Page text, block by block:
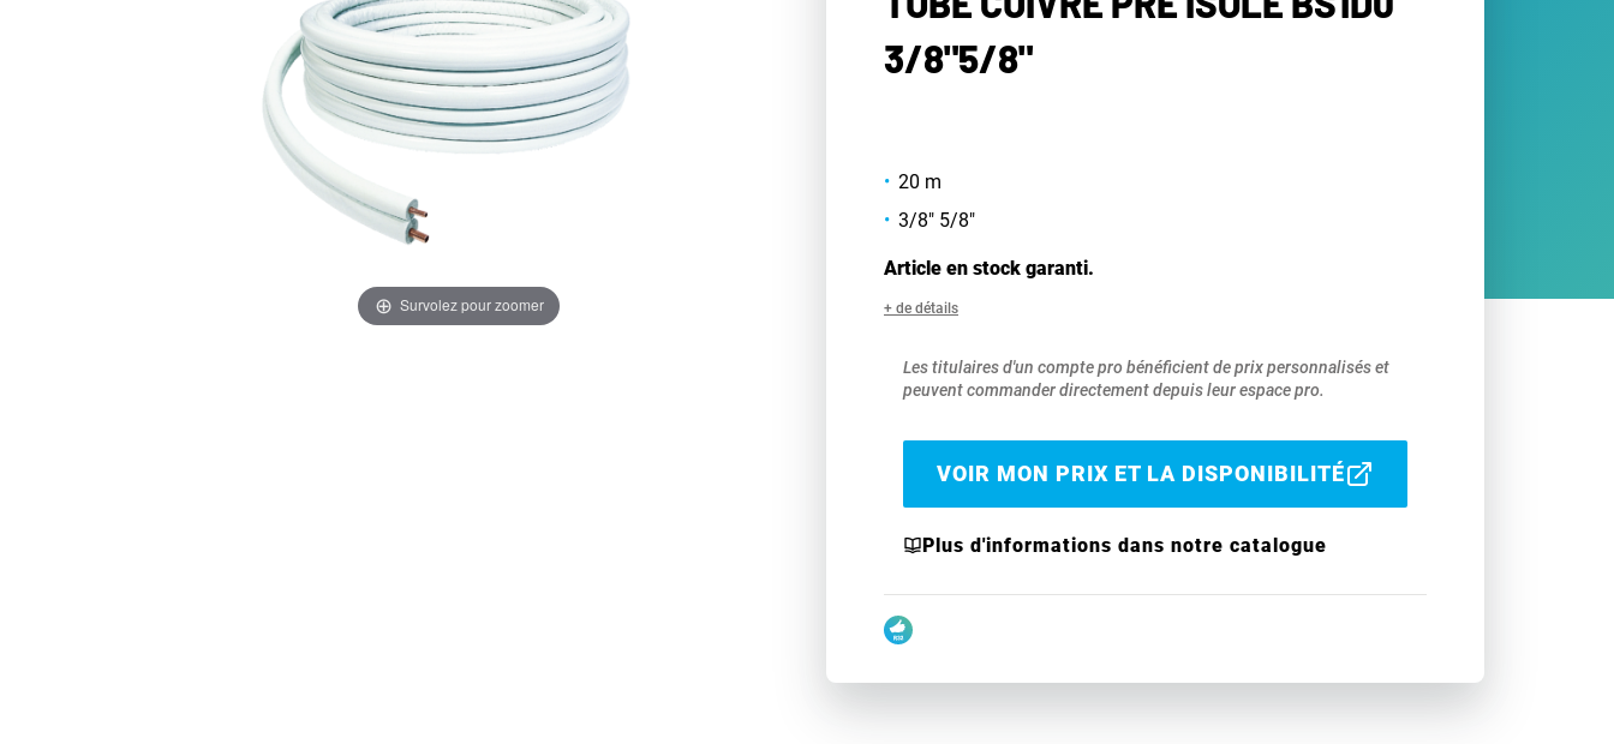
Survolez pour zoomer
3/8"5/8"
20 m
3/8" 5/8"
Article en stock garanti.
+ de détails
Les titulaires d'un compte pro bénéficient de prix personnalisés et
peuvent commander directement depuis leur espace pro.
VOIR MON PRIX ET LA DISPONIBILITÉ
Plus d'informations dans notre catalogue